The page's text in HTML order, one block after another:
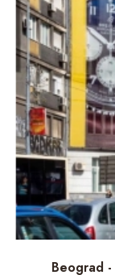
Beograd